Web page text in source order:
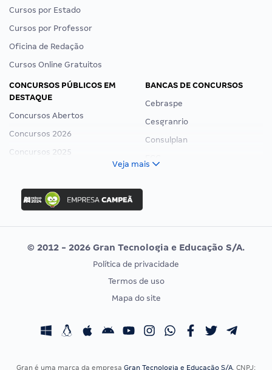
Cursos por Estado
Cursos por Professor
Oficina de Redação
Cursos Online Gratuitos
CONCURSOS PÚBLICOS EM
DESTAQUE
Concursos Abertos
Concursos 2026
Concursos 2025
Concurso Ibama
Concurso MPU
Editais publicados
BANCAS DE CONCURSOS
Cebraspe
Cesgranrio
Consulplan
Vunesp
CONCURSOS POR PROFISSÃO
Concursos Fiscais
EXAME DE ORDEM
Calendário OAB
Veja mais
© 2012 - 2026 Gran Tecnologia e Educação S/A.
Política de privacidade
Termos de uso
Mapa do site
Gran é uma marca da empresa Gran Tecnologia e Educação S/A, CNPJ: